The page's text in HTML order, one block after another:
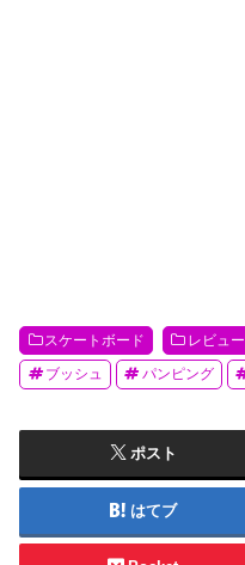
スケートボード レビュー
ブッシュ パンピング
ポスト
はてブ